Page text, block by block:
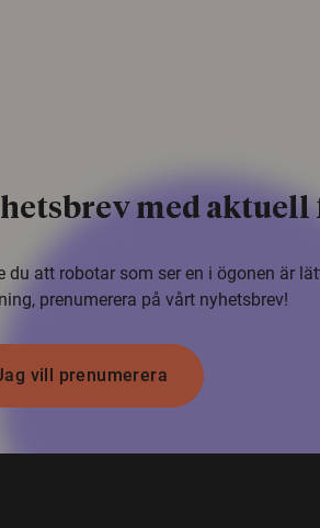
med
du att robotar som ser en i ögonen är
prenumerera på vårt nyhetsbrev!
vill prenumerera